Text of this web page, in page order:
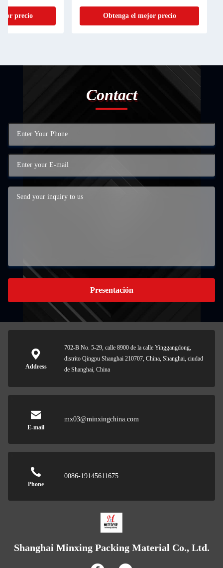
precio
hardware de automóviles
Obtenga el mejor precio
Contact
Presentación
Address
702-B No. 5-29, calle 8900 de la calle Yinggangdong,
distrito Qingpu Shanghai 210707, China, Shanghai, ciudad
de Shanghai, China
E-mail
mx03@minxingchina.com
Phone
0086-19145611675
Shanghai Minxing Packing Material Co., Ltd.